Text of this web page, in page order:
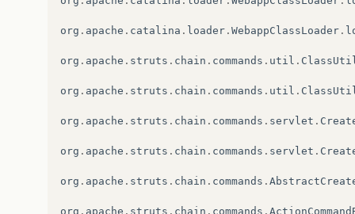
org . apache . catalina . loader . WebappClassLoader .
org . apache . struts . chain . commands . util .
org . apache . struts . chain . commands . util .
org . apache . struts . chain . commands . servlet .
org . apache . struts . chain . commands . servlet .
org . apache . struts . chain . commands .
org . apache . struts . chain . commands .